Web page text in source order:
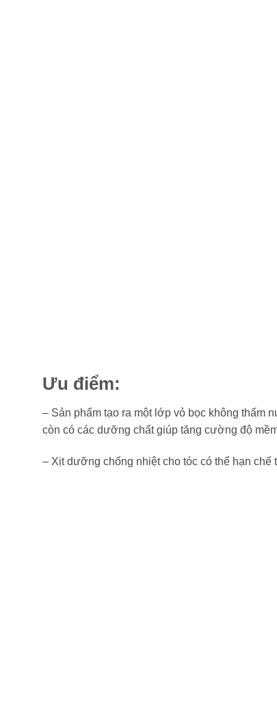
Ưu điểm:
– Sản phẩm tạo ra một lớp vỏ bọc không thấm
còn có các dưỡng chất giúp tăng cường độ
– Xịt dưỡng chống nhiệt cho tóc có thể hạn